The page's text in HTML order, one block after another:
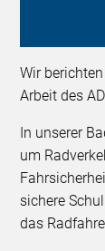
Wir
Arbeit des
In unserer
um
sichere
das